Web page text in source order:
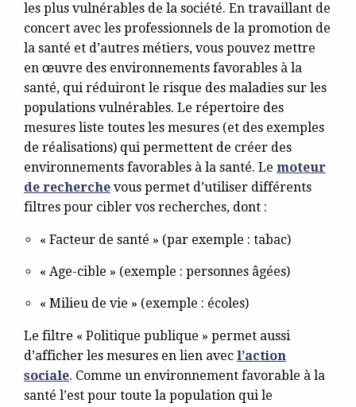
les plus vulnérables de la société. En travaillant de
concert avec les professionnels de la promotion de
la santé et d’autres métiers, vous pouvez mettre
en œuvre des environnements favorables à la
santé, qui réduiront le risque des maladies sur les
populations vulnérables. Le répertoire des
mesures liste toutes les mesures (et des exemples
de réalisations) qui permettent de créer des
environnements favorables à la santé. Le moteur
de recherche vous permet d’utiliser différents
filtres pour cibler vos recherches, dont :
« Facteur de santé » (par exemple : tabac)
« Age-cible » (exemple : personnes âgées)
« Milieu de vie » (exemple : écoles)
Le filtre « Politique publique » permet aussi
d’afficher les mesures en lien avec l’action
sociale. Comme un environnement favorable à la
santé l’est pour toute la population qui le